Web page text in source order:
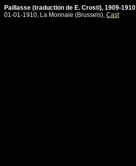
Paillasse (traduction de E. Crosti), 1909-1910
01-01-1910, La Monnaie (Brussels), Cast